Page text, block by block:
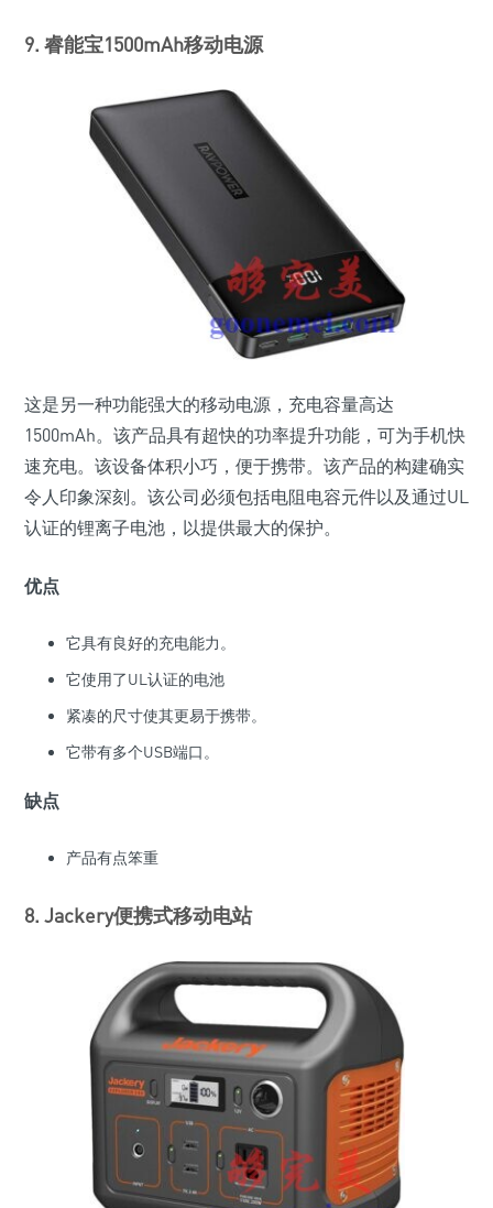
9. 睿能宝1500mAh移动电源
这是另一种功能强大的移动电源，充电容量高达
1500mAh。该产品具有超快的功率提升功能，可为手机快
速充电。该设备体积小巧，便于携带。该产品的构建确实
令人印象深刻。该公司必须包括电阻电容元件以及通过UL
认证的锂离子电池，以提供最大的保护。
优点
它具有良好的充电能力。
它使用了UL认证的电池
紧凑的尺寸使其更易于携带。
它带有多个USB端口。
缺点
产品有点笨重
8. Jackery便携式移动电站